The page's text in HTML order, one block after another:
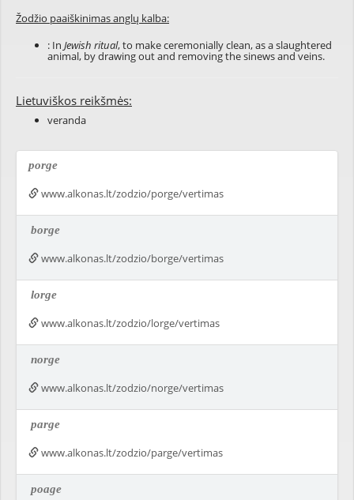
Žodžio paaiškinimas anglų kalba:
: In Jewish ritual, to make ceremonially clean, as a slaughtered
animal, by drawing out and removing the sinews and veins.
Lietuviškos reikšmės:
veranda
porge
www.alkonas.lt/zodzio/porge/vertimas
borge
www.alkonas.lt/zodzio/borge/vertimas
lorge
www.alkonas.lt/zodzio/lorge/vertimas
norge
www.alkonas.lt/zodzio/norge/vertimas
parge
www.alkonas.lt/zodzio/parge/vertimas
poage